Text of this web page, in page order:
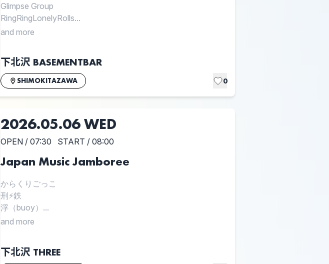
Glimpse Group
RingRingLonelyRolls...
and more
下北沢 BASEMENTBAR
SHIMOKITAZAWA 0
2026.05.06 WED
OPEN / 07:30 START / 08:00
Japan Music Jamboree
からくりごっこ
刑⚡鉄
浮（buoy）...
and more
下北沢 THREE